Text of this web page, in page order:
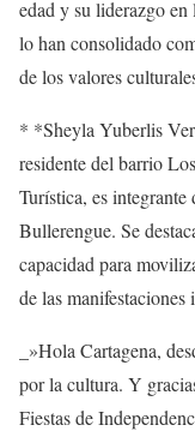
edad y su liderazgo
lo han consolidado
de los valores
* *Sheyla Yuberlis
residente del barrio
Turística, es
Bullerengue. Se
capacidad para
de las
_»Hola Cartagena,
por la cultura. Y
Fiestas de